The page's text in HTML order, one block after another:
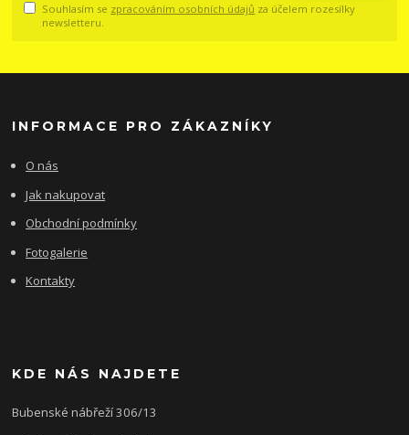
Souhlasím se zpracováním osobních údajů za účelem rozesílky
newsletteru.
INFORMACE PRO ZÁKAZNÍKY
O nás
Jak nakupovat
Obchodní podmínky
Fotogalerie
Kontakty
KDE NÁS NAJDETE
Bubenské nábřeží 306/13